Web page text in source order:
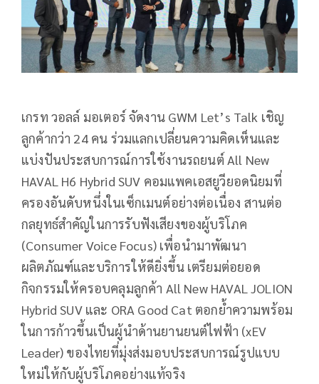
เกรท วอลล์ มอเตอร์ จัดงาน GWM Let’s Talk เชิญ
ลูกค้ากว่า 24 คน ร่วมแลกเปลี่ยนความคิดเห็นและ
แบ่งปันประสบการณ์การใช้งานรถยนต์ All New
HAVAL H6 Hybrid SUV คอมแพคเอสยูวียอดนิยมที่
ครองอันดับหนึ่งในเซ็กเมนต์อย่างต่อเนื่อง สานต่อ
กลยุทธ์สำคัญในการรับฟังเสียงของผู้บริโภค
(Consumer Voice Focus) เพื่อนำมาพัฒนา
ผลิตภัณฑ์และบริการให้ดียิ่งขึ้น เตรียมต่อยอด
กิจกรรมให้ครอบคลุมลูกค้า All New HAVAL JOLION
Hybrid SUV และ ORA Good Cat ตอกย้ำความพร้อม
ในการก้าวขึ้นเป็นผู้นำด้านยานยนต์ไฟฟ้า (xEV
Leader) ของไทยที่มุ่งส่งมอบประสบการณ์รูปแบบ
ใหม่ให้กับผู้บริโภคอย่างแท้จริง